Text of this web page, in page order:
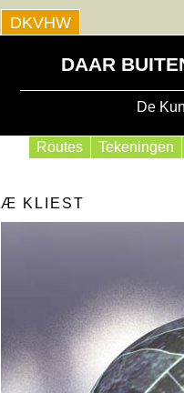
DKVHW
DAAR
De
Routes Tekeningen
Æ KLIEST